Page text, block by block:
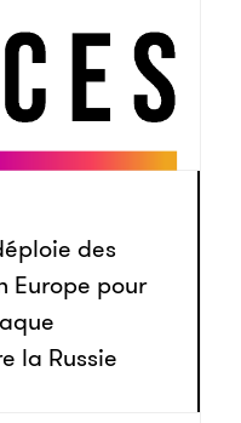
des
Europe pour
la Russie